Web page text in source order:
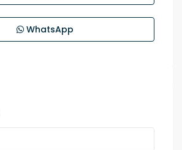
WhatsApp